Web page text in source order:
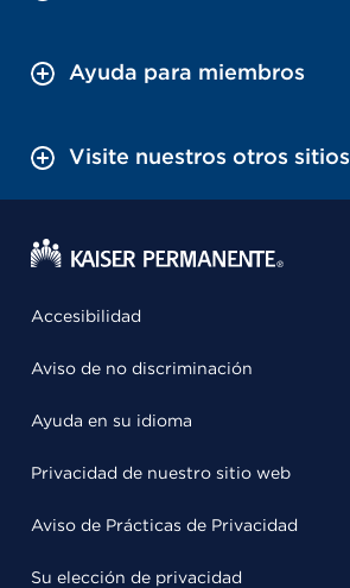
Ayuda para miembros
Visite nuestros otros sitios
Accesibilidad
Aviso de no discriminación
Ayuda en su idioma
Privacidad de nuestro sitio web
Aviso de Prácticas de Privacidad
Su elección de privacidad